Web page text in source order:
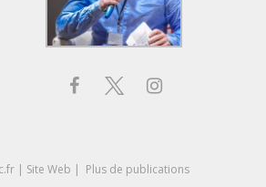
| Site Web | Plus de publications